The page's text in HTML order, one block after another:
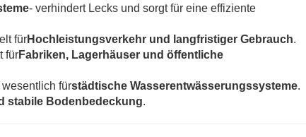
- verhindert Lecks und sorgt für eine effiziente
fürHochleistungsverkehr und langfristiger Gebrauch.
fürFabriken, Lagerhäuser und öffentliche
wesentlich fürstädtische Wasserentwässerungssysteme.
stabile Bodenbedeckung.